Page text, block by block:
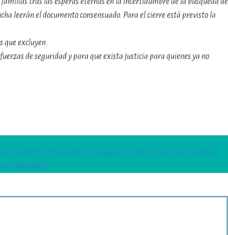
leerán el documento consensuado. Para el cierre está previsto la
que excluyen.
de seguridad y para que exista justicia para quienes ya no
Derechos Humanos ex D2, gatillo fácil , justicia, marcha,
a Commenton